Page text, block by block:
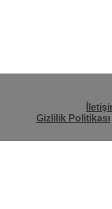
Gizlilik Politikası